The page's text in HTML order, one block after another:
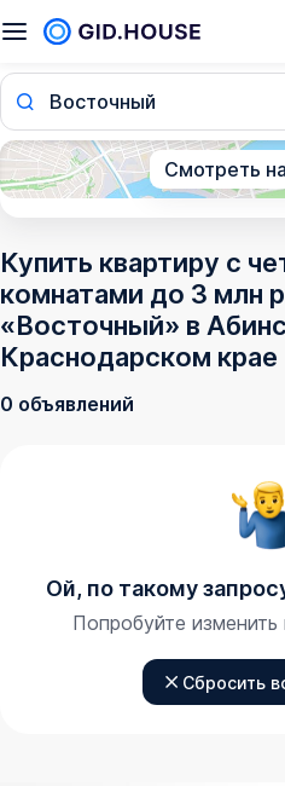
Восточный
Смотреть
Купить квартиру с
комнатами до 3 млн
«Восточный» в
Краснодарском крае
0 объявлений
Ой, по такому
Попробуйте
Сбросить